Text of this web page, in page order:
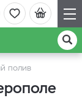
полив